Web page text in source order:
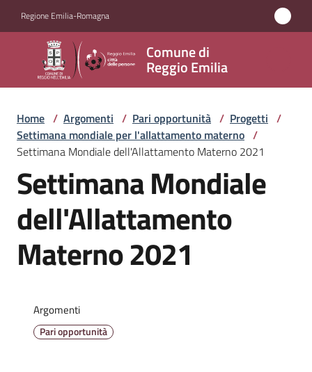
Regione Emilia-Romagna
Comune di
Reggio Emilia
Comune
di
Reggio
Emilia
Amministrazione
Servizi
Novità
Emilia
Home / Argomenti / Pari opportunità / Progetti /
Settimana mondiale per l'allattamento materno /
Settimana Mondiale dell'Allattamento Materno 2021
Settimana Mondiale
dell'Allattamento
Materno 2021
Argomenti
Pari opportunità